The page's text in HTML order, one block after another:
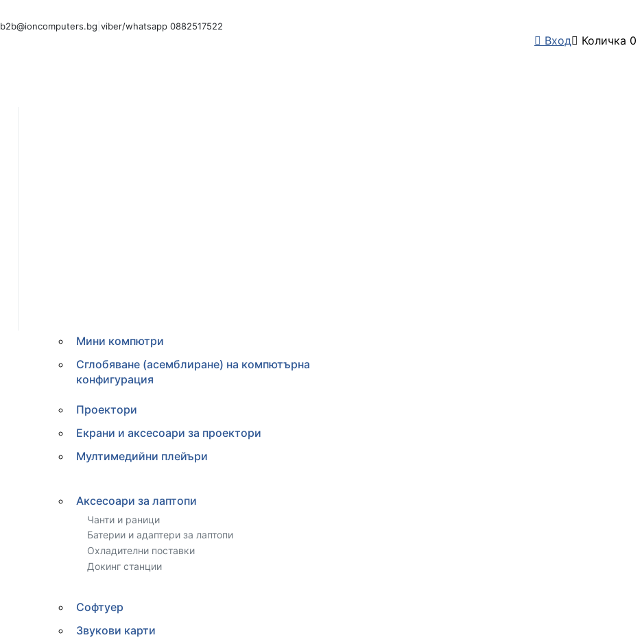
b2b@ioncomputers.bg viber/whatsapp 0882517522
 Вход Количка 0
Мини компютри
Сглобяване (асемблиране) на компютърна
конфигурация
Проектори
Екрани и аксесоари за проектори
Мултимедийни плейъри
Аксесоари за лаптопи
Чанти и раници
Батерии и адаптери за лаптопи
Охладителни поставки
Докинг станции
Софтуер
Звукови карти